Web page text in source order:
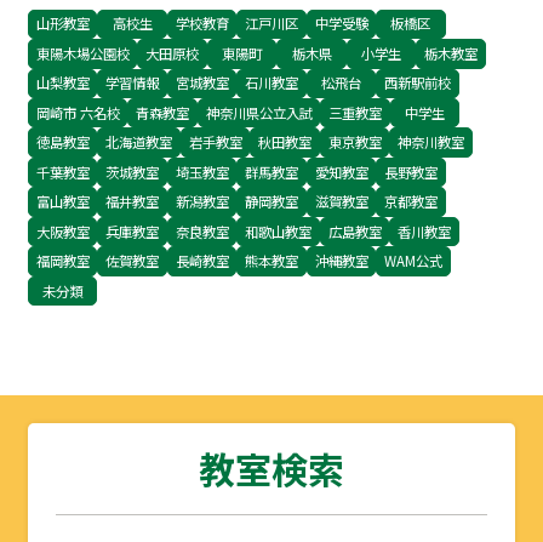
山形教室 高校生 学校教育 江戸川区 中学受験
板橋区
東陽木場公園校
大田原校 東陽町 栃木県 小学生
栃木教室
山梨教室
学習情報 宮城教室 石川教室 松飛台
西新駅前校
岡崎市 六名校
青森教室 神奈川県公立入試 三重教室
中学生
徳島教室
北海道教室 岩手教室 秋田教室 東京教室
神奈川教室
千葉教室
茨城教室 埼玉教室 群馬教室 愛知教室
長野教室
富山教室
福井教室 新潟教室 静岡教室 滋賀教室
京都教室
大阪教室
兵庫教室 奈良教室 和歌山教室 広島教室
香川教室
福岡教室
佐賀教室 長崎教室 熊本教室 沖縄教室
WAM公式
未分類
教室検索